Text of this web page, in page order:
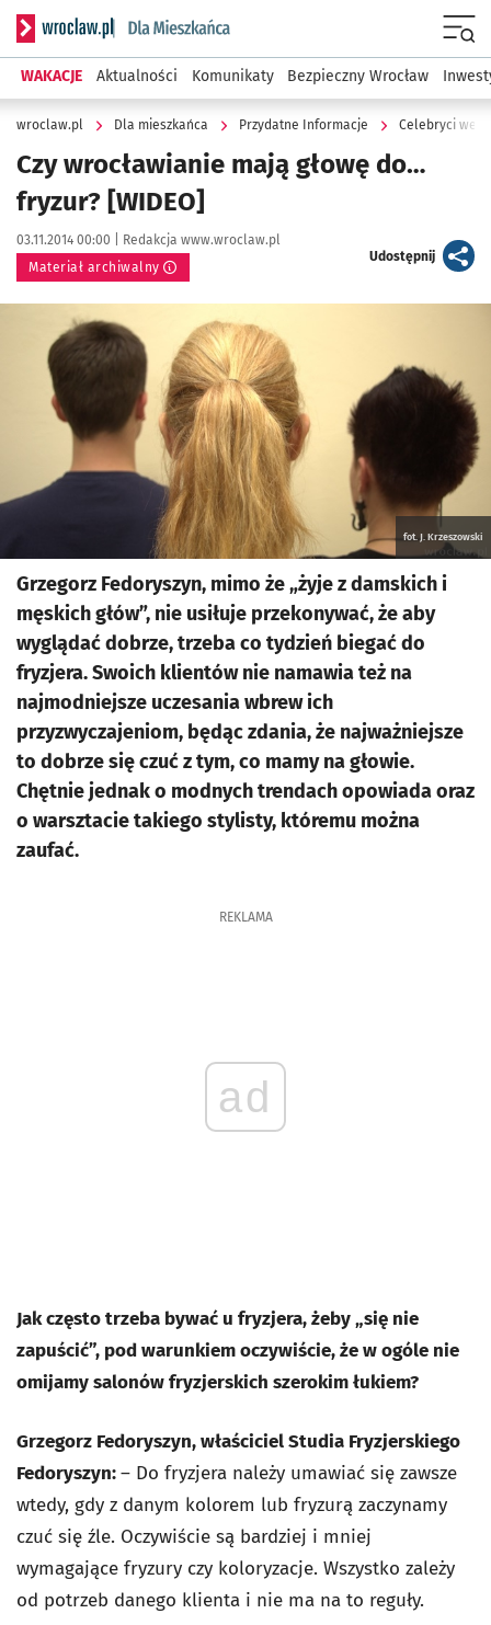
Serwis informacyjny wroclaw.pl podserwis: Dla mieszkańca
WAKACJE Aktualności Komunikaty Bezpieczny Wrocław
wroclaw.pl Dla mieszkańca Przydatne Informacje Celebryci we
Czy wrocławianie mają głowę do…
fryzur? [WIDEO]
Data publikacji:
03.11.2014 00:00 | Autor:
Redakcja www.wroclaw.pl
Materiał archiwalny
Udostępnijartykuł
Kliknij, aby powiększyć
fot. J. Krzeszowski
Grzegorz Fedoryszyn, mimo że „żyje z damskich i
męskich głów”, nie usiłuje przekonywać, że aby
wyglądać dobrze, trzeba co tydzień biegać do
fryzjera. Swoich klientów nie namawia też na
najmodniejsze uczesania wbrew ich
przyzwyczajeniom, będąc zdania, że najważniejsze
to dobrze się czuć z tym, co mamy na głowie.
Chętnie jednak o modnych trendach opowiada oraz
o warsztacie takiego stylisty, któremu można
zaufać.
REKLAMA
ad
Jak często trzeba bywać u fryzjera, żeby „się nie
zapuścić”, pod warunkiem oczywiście, że w ogóle nie
omijamy salonów fryzjerskich szerokim łukiem?
Grzegorz Fedoryszyn, właściciel Studia Fryzjerskiego
Fedoryszyn:– Do fryzjera należy umawiać się zawsze
wtedy, gdy z danym kolorem lub fryzurą zaczynamy
czuć się źle. Oczywiście są bardziej i mniej
wymagające fryzury czy koloryzacje. Wszystko zależy
od potrzeb danego klienta i nie ma na to reguły.